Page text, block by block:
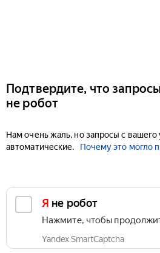
Подтвердите, что
не робот
Нам очень жаль, но запросы с вашего
автоматические.
Почему это могло
Я не робот
Нажмите, чтобы
Yandex SmartCaptcha